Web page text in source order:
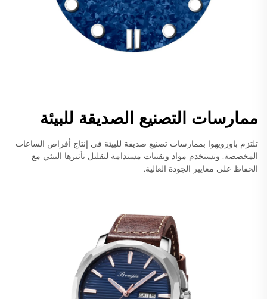
ممارسات التصنيع الصديقة للبيئة
تلتزم باورويهوا بممارسات تصنيع صديقة للبيئة في إنتاج أقراص الساعات
المخصصة. وتستخدم مواد وتقنيات مستدامة لتقليل تأثيرها البيئي مع
الحفاظ على معايير الجودة العالية.